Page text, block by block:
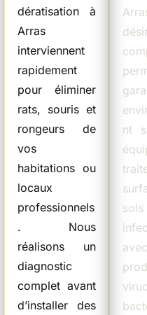
dératisation à
Arras
interviennent
rapidement
pour éliminer
rats, souris et
rongeurs de
vos
habitations ou
locaux
professionnels
. Nous
réalisons un
diagnostic
complet avant
d’installer des
nt